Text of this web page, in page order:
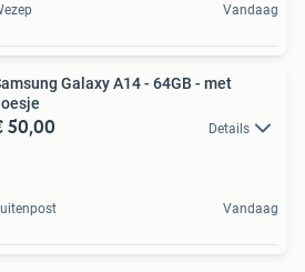
Vandaag
Galaxy A14 - 64GB - met
50,00 Details
Vandaag